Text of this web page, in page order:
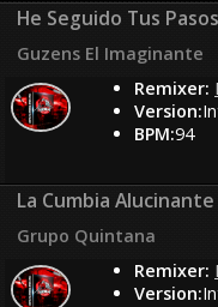
He Seguido Tus Pasos
Guzens El Imaginante
Remixer:
Version:
BPM:94
La Cumbia Alucinante
Grupo Quintana
Remixer:
Version: